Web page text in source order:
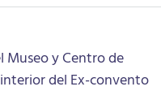
Museo y Centro de
del Ex-convento